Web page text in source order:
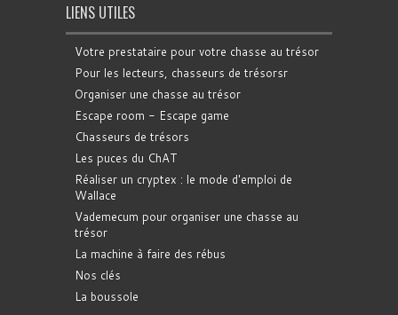
LIENS UTILES
Votre prestataire pour votre chasse au trésor
Pour les lecteurs, chasseurs de trésorsr
Organiser une chasse au trésor
Escape room - Escape game
Chasseurs de trésors
Les puces du ChAT
Réaliser un cryptex : le mode d'emploi de
Wallace
Vademecum pour organiser une chasse au
trésor
La machine à faire des rébus
Nos clés
La boussole